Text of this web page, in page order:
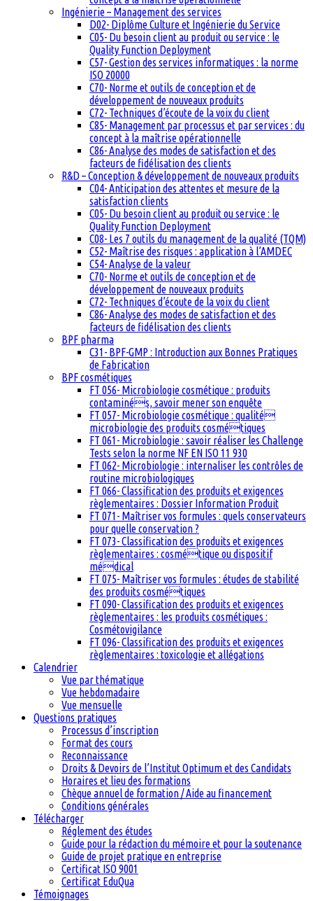
Ingénierie – Management des services
D02- Diplôme Culture et Ingénierie du Service
C05- Du besoin client au produit ou service : le
Quality Function Deployment
C57- Gestion des services informatiques : la norme
ISO 20000
C70- Norme et outils de conception et de
développement de nouveaux produits
C72- Techniques d’écoute de la voix du client
C85- Management par processus et par services : du
concept à la maîtrise opérationnelle
C86- Analyse des modes de satisfaction et des
facteurs de fidélisation des clients
R&D – Conception & développement de nouveaux produits
C04- Anticipation des attentes et mesure de la
satisfaction clients
C05- Du besoin client au produit ou service : le
Quality Function Deployment
C08- Les 7 outils du management de la qualité (TQM)
C52- Maîtrise des risques : application à l’AMDEC
C54- Analyse de la valeur
C70- Norme et outils de conception et de
développement de nouveaux produits
C72- Techniques d’écoute de la voix du client
C86- Analyse des modes de satisfaction et des
facteurs de fidélisation des clients
BPF pharma
C31- BPF-GMP : Introduction aux Bonnes Pratiques
de Fabrication
BPF cosmétiques
FT 056- Microbiologie cosmétique : produits
contaminés, savoir mener son enquête
FT 057- Microbiologie cosmétique : qualité
microbiologie des produits cosmétiques
FT 061- Microbiologie : savoir réaliser les Challenge
Tests selon la norme NF EN ISO 11 930
FT 062- Microbiologie : internaliser les contrôles de
routine microbiologiques
FT 066- Classification des produits et exigences
règlementaires : Dossier Information Produit
FT 071- Maîtriser vos formules : quels conservateurs
pour quelle conservation ?
FT 073- Classification des produits et exigences
règlementaires : cosmétique ou dispositif
médical
FT 075- Maîtriser vos formules : études de stabilité
des produits cosmétiques
FT 090- Classification des produits et exigences
règlementaires : les produits cosmétiques :
Cosmétovigilance
FT 096- Classification des produits et exigences
règlementaires : toxicologie et allégations
Calendrier
Vue par thématique
Vue hebdomadaire
Vue mensuelle
Questions pratiques
Processus d’inscription
Format des cours
Reconnaissance
Droits & Devoirs de l’Institut Optimum et des Candidats
Horaires et lieu des formations
Chèque annuel de formation / Aide au financement
Conditions générales
Télécharger
Réglement des études
Guide pour la rédaction du mémoire et pour la soutenance
Guide de projet pratique en entreprise
Certificat ISO 9001
Certificat EduQua
Témoignages